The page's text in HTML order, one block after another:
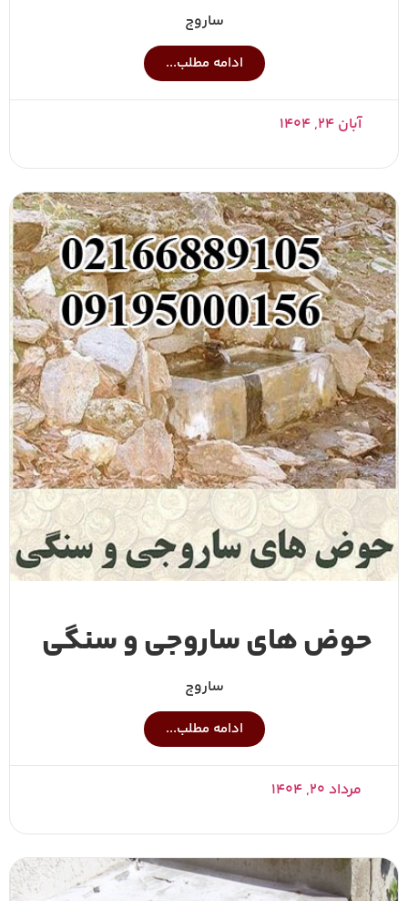
ساروج
ادامه مطلب...
آبان ۲۴, ۱۴۰۴
حوض های ساروجی و سنگی
ساروج
ادامه مطلب...
مرداد ۲۰, ۱۴۰۴